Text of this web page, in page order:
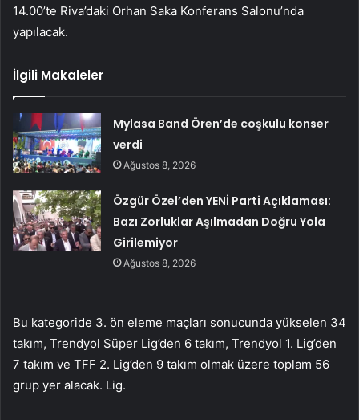
14.00’te Riva’daki Orhan Saka Konferans Salonu’nda
yapılacak.
İlgili Makaleler
Mylasa Band Ören’de coşkulu konser
verdi
Ağustos 8, 2026
Özgür Özel’den YENİ Parti Açıklaması:
Bazı Zorluklar Aşılmadan Doğru Yola
Girilemiyor
Ağustos 8, 2026
Bu kategoride 3. ön eleme maçları sonucunda yükselen 34
takım, Trendyol Süper Lig’den 6 takım, Trendyol 1. Lig’den
7 takım ve TFF 2. Lig’den 9 takım olmak üzere toplam 56
grup yer alacak. Lig.